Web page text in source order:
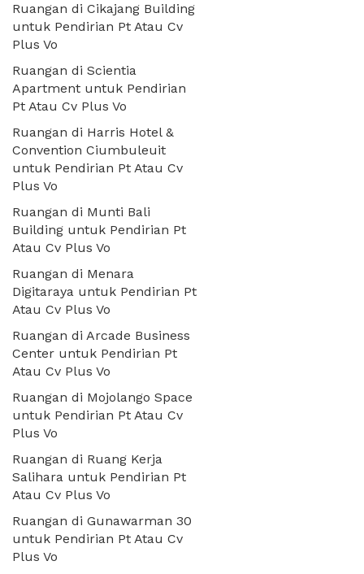
Ruangan di Cikajang Building
untuk Pendirian Pt Atau Cv
Plus Vo
Ruangan di Scientia
Apartment untuk Pendirian
Pt Atau Cv Plus Vo
Ruangan di Harris Hotel &
Convention Ciumbuleuit
untuk Pendirian Pt Atau Cv
Plus Vo
Ruangan di Munti Bali
Building untuk Pendirian Pt
Atau Cv Plus Vo
Ruangan di Menara
Digitaraya untuk Pendirian Pt
Atau Cv Plus Vo
Ruangan di Arcade Business
Center untuk Pendirian Pt
Atau Cv Plus Vo
Ruangan di Mojolango Space
untuk Pendirian Pt Atau Cv
Plus Vo
Ruangan di Ruang Kerja
Salihara untuk Pendirian Pt
Atau Cv Plus Vo
Ruangan di Gunawarman 30
untuk Pendirian Pt Atau Cv
Plus Vo